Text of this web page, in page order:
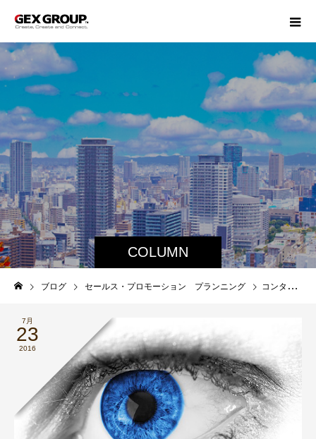
COLUMN
ブログ セールス・プロモーション プランニング コンタクトレンズケア製品製造販売大手からのご依頼
7月
23
2016